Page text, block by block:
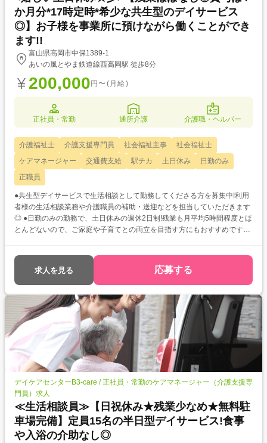
か月分*17時定時*希少な共生型のデイサービス
◎】お子様を事業所に預けながら働くことができ
ます!!
富山県高岡市中保1389-1
あいの風とやま鉄道線西高岡駅 徒歩8分
200,000 円〜(月給)
正社員・常勤 通所介護 介護職・ヘルパー
介護福祉士 介護支援専門員 社会福祉主事
社会福祉士
ケアマネージャー
交通費支給 駅チカ 土日休み
日勤のみ
正職員
●共生型デイサービスで生活相談として勤務してくださる方を募集中!利用
者様の生活相談業務や介護職員の補助・送迎などを担当していただきます
◎ ●日勤のみの勤務で、土日休みの週休2日制!残業も月平均5時間程度とほ
とんどないので、ご家庭や子育てとの両立を目指す方にもおすすめです☆
求人を見る 応募する
デイケアセンターB3-care / 正社員・常勤のケアマネージャー（介護支援専
門員）求人
≪生活相談員≫【日祝休み★残業少なめ★無料駐
車場完備】定員15名の半日型デイサービス!食事
や入浴の介助なし◎